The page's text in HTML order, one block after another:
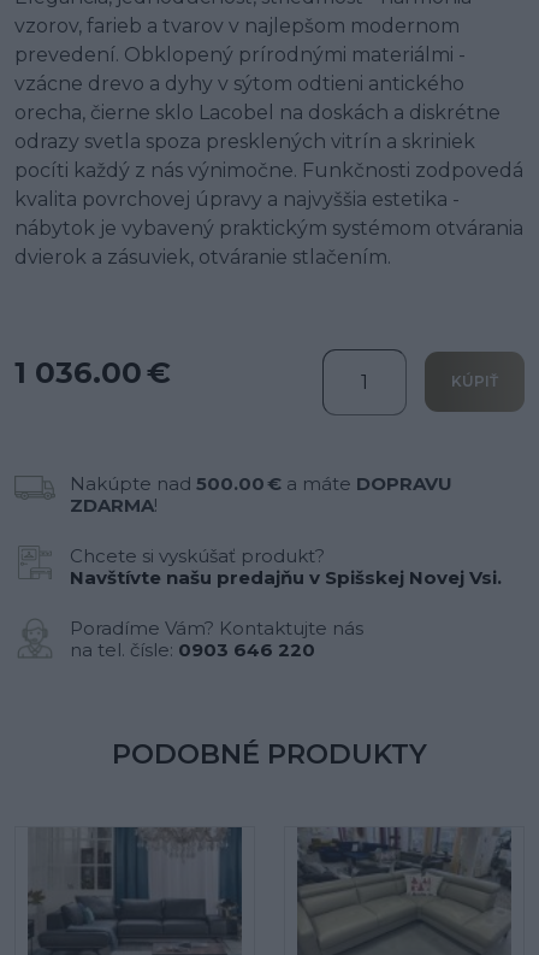
vzorov, farieb a tvarov v najlepšom modernom
prevedení. Obklopený prírodnými materiálmi -
vzácne drevo a dyhy v sýtom odtieni antického
orecha, čierne sklo Lacobel na doskách a diskrétne
odrazy svetla spoza presklených vitrín a skriniek
pocíti každý z nás výnimočne. Funkčnosti zodpovedá
kvalita povrchovej úpravy a najvyššia estetika -
nábytok je vybavený praktickým systémom otvárania
dvierok a zásuviek, otváranie stlačením.
1 036.00 € KÚPIŤ
Nakúpte nad 500.00 € a máte DOPRAVU
ZDARMA!
Chcete si vyskúšať produkt?
Navštívte našu predajňu v Spišskej Novej Vsi.
Poradíme Vám? Kontaktujte nás
na tel. čísle: 0903 646 220
PODOBNÉ PRODUKTY